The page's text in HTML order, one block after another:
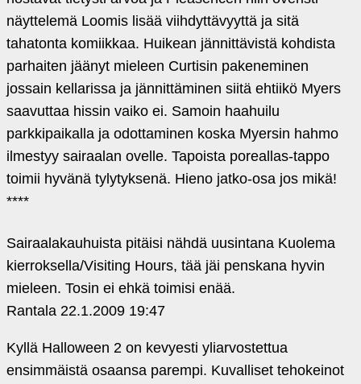
näyttelemä Loomis lisää viihdyttävyyttä ja sitä
tahatonta komiikkaa. Huikean jännittävistä kohdista
parhaiten jäänyt mieleen Curtisin pakeneminen
jossain kellarissa ja jännittäminen siitä ehtiikö Myers
saavuttaa hissin vaiko ei. Samoin haahuilu
parkkipaikalla ja odottaminen koska Myersin hahmo
ilmestyy sairaalan ovelle. Tapoista poreallas-tappo
toimii hyvänä tylytyksenä. Hieno jatko-osa jos mikä!
****
Sairaalakauhuista pitäisi nähdä uusintana Kuolema
kierroksella/Visiting Hours, tää jäi penskana hyvin
mieleen. Tosin ei ehkä toimisi enää.
Rantala 22.1.2009 19:47
Kyllä Halloween 2 on kevyesti yliarvostettua
ensimmäistä osaansa parempi. Kuvalliset tehokeinot